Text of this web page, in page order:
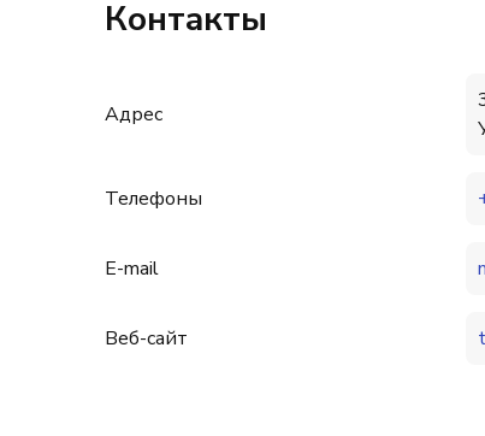
Контакты
Адрес
Телефоны
E-mail
Веб-сайт